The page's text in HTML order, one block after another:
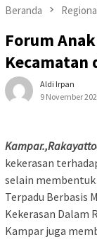
Beranda
Forum
Kecamatan
Aldi Irpan
9 November
kekerasan
selain membentuk
Terpadu Berbasis
Kekerasan Dalam
Kampar juga